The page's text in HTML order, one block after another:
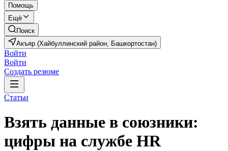
Помощь
Ещё
Поиск
Акъяр (Хайбуллинский район, Башкортостан)
Войти
Войти
Создать резюме
Статьи
Взять данные в союзники:
цифры на службе HR